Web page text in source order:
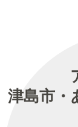
津島市・